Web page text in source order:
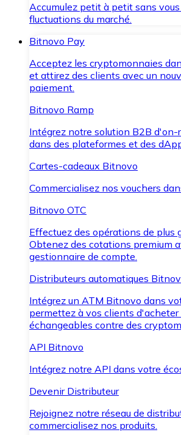
Accumulez petit à petit sans vous
fluctuations du marché.
Bitnovo Pay
Acceptez les cryptomonnaies
et attirez des clients avec un
paiement.
Bitnovo Ramp
Intégrez notre solution B2B
dans des plateformes et des
Cartes-cadeaux Bitnovo
Commercialisez nos vouchers
Bitnovo OTC
Effectuez des opérations de plus
Obtenez des cotations premium
gestionnaire de compte.
Distributeurs automatiques
Intégrez un ATM Bitnovo dans
permettez à vos clients d'acheter
échangeables contre des
API Bitnovo
Intégrez notre API dans votre
Devenir Distributeur
Rejoignez notre réseau de
commercialisez nos produits.